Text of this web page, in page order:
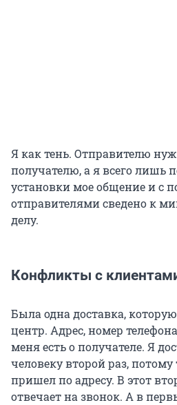
Я как тень. Отправителю
получателю, а я всего лишь
установки мое общение и с
отправителями сведено к
делу.
Конфликты с
Была одна доставка,
центр. Адрес, номер
меня есть о получателе. Я
человеку второй раз,
пришел по адресу. В этот
отвечает на звонок. А в